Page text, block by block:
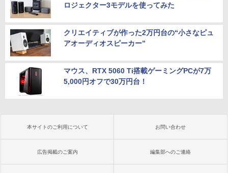
ロジェクター3モデルを使ってみた
クリエイティブが作った2万円台の“小さなピュ
アオーディオスピーカー”
マウス、RTX 5060 Ti搭載ゲーミングPCが7万
5,000円オフで30万円台！
本サイトのご利用について お問い合わせ
広告掲載のご案内 編集部へのご連絡